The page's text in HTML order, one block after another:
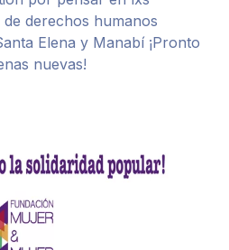
derechos humanos
Elena y Manabí ¡Pronto
nuevas!